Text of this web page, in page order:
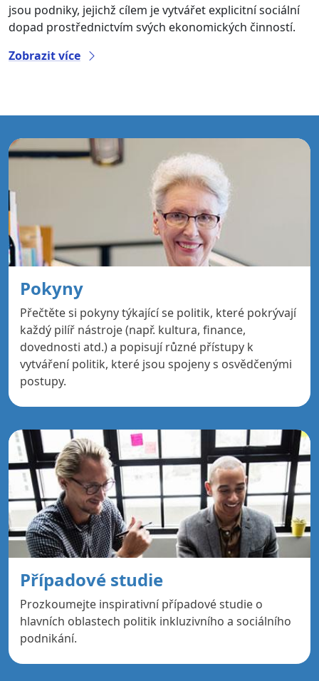
jsou podniky, jejichž cílem je vytvářet explicitní sociální
dopad prostřednictvím svých ekonomických činností.
Zobrazit více
Pokyny
Přečtěte si pokyny týkající se politik, které pokrývají
každý pilíř nástroje (např. kultura, finance,
dovednosti atd.) a popisují různé přístupy k
vytváření politik, které jsou spojeny s osvědčenými
postupy.
Případové studie
Prozkoumejte inspirativní případové studie o
hlavních oblastech politik inkluzivního a sociálního
podnikání.